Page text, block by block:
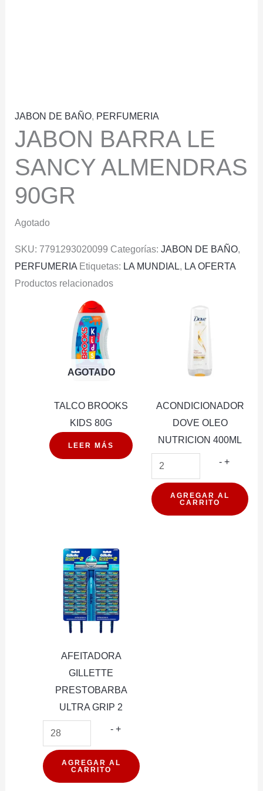
JABON DE BAÑO, PERFUMERIA
JABON BARRA LE
SANCY ALMENDRAS
90GR
Agotado
SKU: 7791293020099 Categorías: JABON DE BAÑO,
PERFUMERIA Etiquetas: LA MUNDIAL, LA OFERTA
Productos relacionados
AGOTADO
TALCO BROOKS
KIDS 80G
LEER MÁS
ACONDICIONADOR
DOVE OLEO
NUTRICION 400ML
-
OLEO
+
AGREGAR AL
CARRITO
AFEITADORA
GILLETTE
PRESTOBARBA
ULTRA GRIP 2
- AFEITADORA
PRESTOBARBA
ULTRA
+
AGREGAR AL
CARRITO